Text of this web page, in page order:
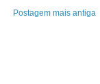
Postagem mais antiga